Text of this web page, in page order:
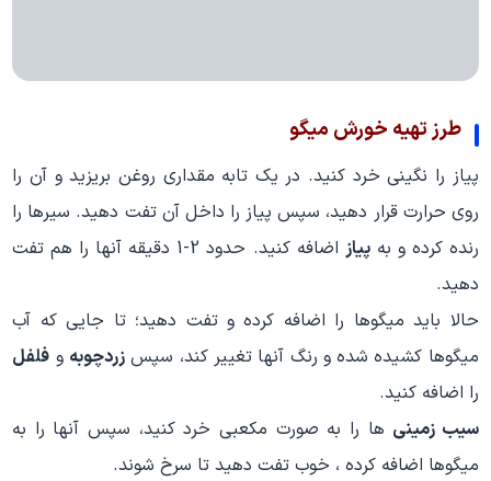
طرز تهیه خورش میگو
پیاز را نگینی خرد کنید. در یک تابه مقداری روغن بریزید و آن را
روی حرارت قرار دهید، سپس پیاز را داخل آن تفت دهید. سیرها را
رنده کرده و بهپیاز
اضافه کنید. حدود 2-1 دقیقه آنها را هم تفت
دهید.
حالا باید میگوها را اضافه کرده و تفت دهید؛ تا جایی که آب
میگوها کشیده شده و رنگ آنها تغییر کند، سپسزردچوبه و فلفل
را اضافه کنید.
سیب زمینی ها را به صورت مکعبی خرد کنید، سپس آنها را به
میگوها اضافه کرده ، خوب تفت دهید تا سرخ شوند.